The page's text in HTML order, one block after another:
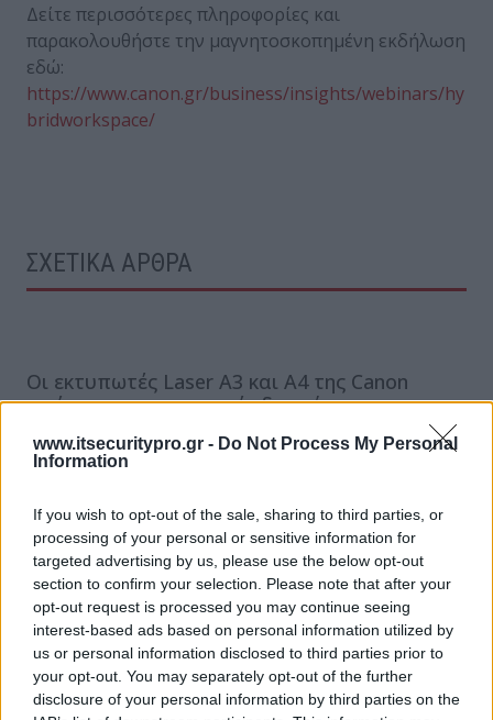
www.itsecuritypro.gr - Do Not Process My Personal
Information
If you wish to opt-out of the sale, sharing to third parties, or
processing of your personal or sensitive information for
targeted advertising by us, please use the below opt-out
section to confirm your selection. Please note that after your
opt-out request is processed you may continue seeing
interest-based ads based on personal information utilized by
us or personal information disclosed to third parties prior to
your opt-out. You may separately opt-out of the further
disclosure of your personal information by third parties on the
Δείτε περισσότερες πληροφορίες και
παρακολουθήστε την μαγνητοσκοπημένη εκδήλωση
εδώ:
https://www.canon.gr/business/insights/webinars/hy
bridworkspace/
ΣΧΕΤΙΚΑ ΑΡΘΡΑ
Οι εκτυπωτές Laser A3 και A4 της Canon
απέσπασαν σημαντικές διακρίσεις
Intelligence
Οι επαγγελματικοί εκτυπωτές της Canon
σαρώνουν στα Red Dot Design Awards
Η Canon παρουσιάζει τη νέα σειρά
ColorStream 7000, διευρύνοντας τις
δυνατότητες επαγγελματικής εκτύπωσης
inkjet, μεσαίας κλίμακας